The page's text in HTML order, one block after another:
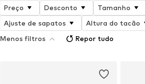
Preço Desconto Tamanho
Ajuste de sapatos
Altura do tacão
Menos filtros
Repor tudo